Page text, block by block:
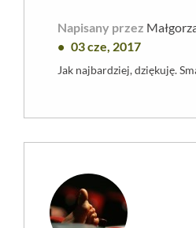
Napisany przez
03 cze, 2017
Jak najbardziej, dziękuję.